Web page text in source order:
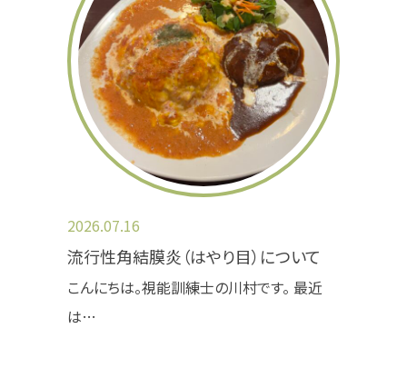
2025.06.19
加算について
当院は、オンライン資格確認を行う体制を有して
おります。
当院を受診した患者様に対し、必要な診療情報
を取得・活用して診療を行っております。
2026.07.16
流行性角結膜炎（はやり目）について
こんにちは。視能訓練士の川村です。 最近
は…